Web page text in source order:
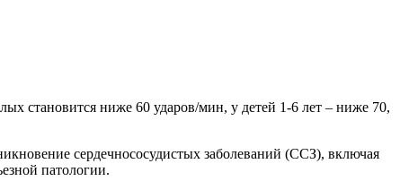
становится ниже 60 ударов/мин, у детей 1-6 лет – ниже 70,
сердечнососудистых заболеваний (ССЗ), включая
патологии.